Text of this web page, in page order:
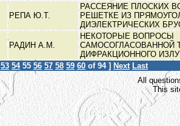
РЕПА Ю.Т.
РАССЕЯНИЕ ПЛОСКИХ
РЕШЕТКЕ ИЗ
ДИЭЛЕКТРИЧЕСКИХ
РАДИН А.М.
НЕКОТОРЫЕ ВОПРОСЫ
САМОСОГЛАСОВАННОЙ
ДИФРАКЦИОННОГО
53 54 55 56 57 58 59 60 of 94 ] Next Last
All
This